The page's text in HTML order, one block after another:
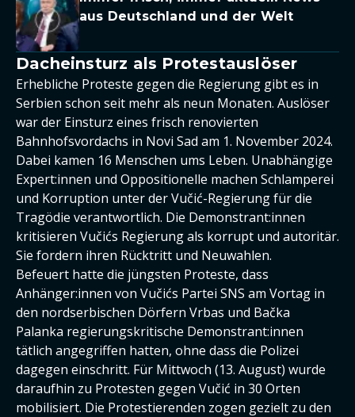
aus Deutschland und der Welt
Dacheinsturz als Protestauslöser
Erhebliche Proteste gegen die Regierung gibt es in
Serbien schon seit mehr als neun Monaten. Auslöser
war der Einsturz eines frisch renovierten
Bahnhofsvordachs in Novi Sad am 1. November 2024.
Dabei kamen 16 Menschen ums Leben. Unabhängige
Expert:innen und Oppositionelle machen Schlamperei
und Korruption unter der Vučić-Regierung für die
Tragödie verantwortlich. Die Demonstrant:innen
kritisieren Vučićs Regierung als korrupt und autoritär.
Sie fordern ihren Rücktritt und Neuwahlen.
Befeuert hatte die jüngsten Proteste, dass
Anhänger:innen von Vučićs Partei SNS am Vortag in
den nordserbischen Dörfern Vrbas und Bačka
Palanka regierungskritische Demonstrant:innen
tätlich angegriffen hatten, ohne dass die Polizei
dagegen einschritt. Für Mittwoch (13. August) wurde
daraufhin zu Protesten gegen Vučić in 30 Orten
mobilisiert. Die Protestierenden zogen gezielt zu den